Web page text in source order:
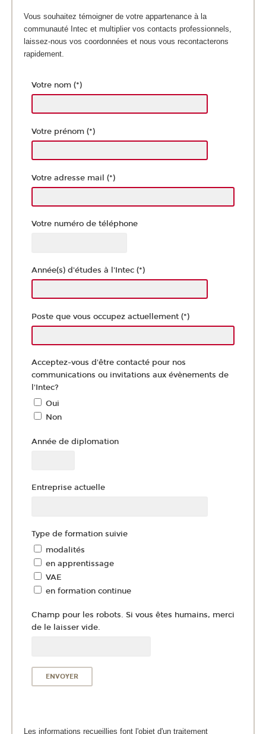
Vous souhaitez témoigner de votre appartenance à la
communauté Intec et multiplier vos contacts professionnels,
laissez-nous vos coordonnées et nous vous recontacterons
rapidement.
Votre nom (*)
Votre prénom (*)
Votre adresse mail (*)
Votre numéro de téléphone
Année(s) d'études à l'Intec (*)
Poste que vous occupez actuellement (*)
Acceptez-vous d'être contacté pour nos
communications ou invitations aux évènements de
l'Intec?
Oui
Non
Année de diplomation
Entreprise actuelle
Type de formation suivie
modalités
en apprentissage
VAE
en formation continue
Champ pour les robots. Si vous êtes humains, merci
de le laisser vide.
Les informations recueillies font l'objet d'un traitement